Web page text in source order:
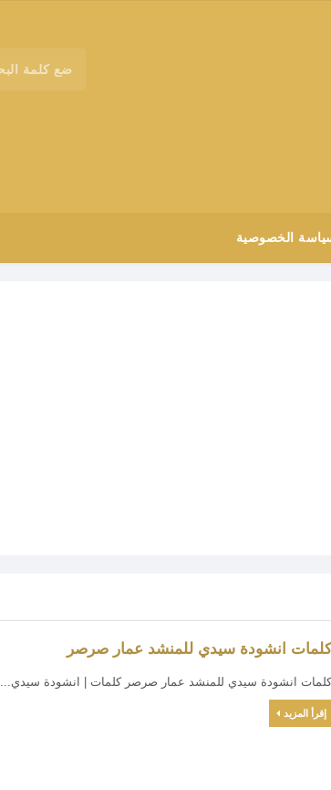
الخصوصية
كلمات انشودة سيدي للمنشد عمار صرصر
كلمات انشودة سيدي للمنشد عمار صرصر كلمات | انشودة سيدي...
إقرأ المزيد